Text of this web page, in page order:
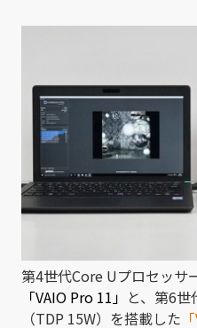
第4世代Core Uプロセッサ
「VAIO Pro 11」 と、第6
（TDP 15W）を搭載した